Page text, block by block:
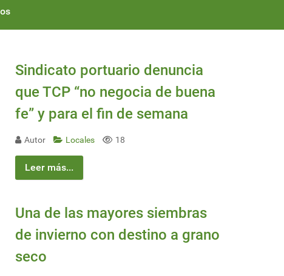
Sindicato portuario denuncia
que TCP “no negocia de buena
fe” y para el fin de semana
Autor Locales 18
Leer más...
Una de las mayores siembras
de invierno con destino a grano
seco